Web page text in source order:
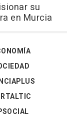
su
en Murcia